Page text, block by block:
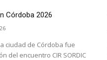
Córdoba 2026
ciudad de Córdoba fue
del encuentro CIR SORDIC